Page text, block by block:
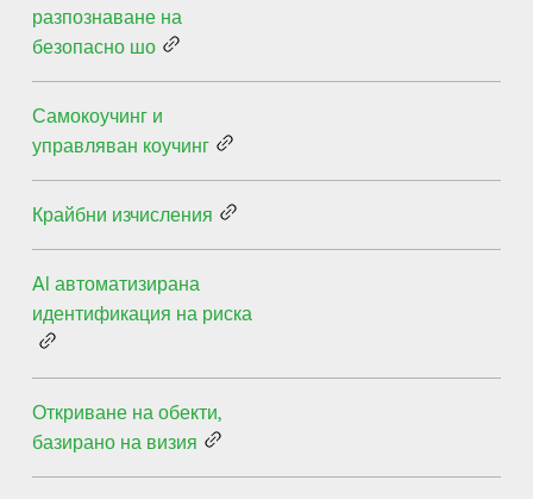
разпознаване на
безопасно шо
Самокоучинг и
управляван коучинг
Крайбни изчисления
AI автоматизирана
идентификация на риска
Откриване на обекти,
базирано на визия